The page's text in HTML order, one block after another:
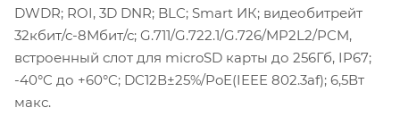
DWDR; ROI, 3D DNR; BLC; Smart ИК; видеобитрейт
32кбит/с-8Мбит/с; G.711/G.722.1/G.726/MP2L2/PCM,
встроенный слот для microSD карты до 256Гб, IP67;
-40°C до +60°C; DC12В±25%/PoE(IEEE 802.3af); 6,5Вт
макс.